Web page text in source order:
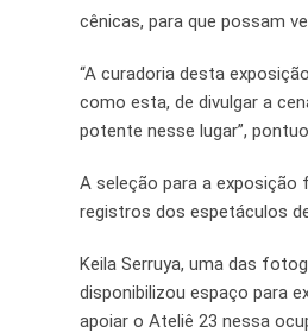
cênicas, para que possam
“A curadoria desta
como esta, de divulgar a
potente nesse lugar”,
A seleção para a
registros dos espetáculos
Keila Serruya, uma das
disponibilizou espaço para
apoiar o Ateliê 23 nessa